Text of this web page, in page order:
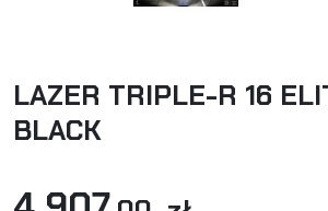
LAZER TRIPLE-R 16
BLACK